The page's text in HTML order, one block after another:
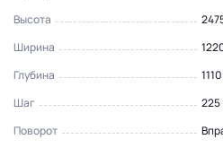
Высота
Ширина
Глубина
Шаг
225
Поворот